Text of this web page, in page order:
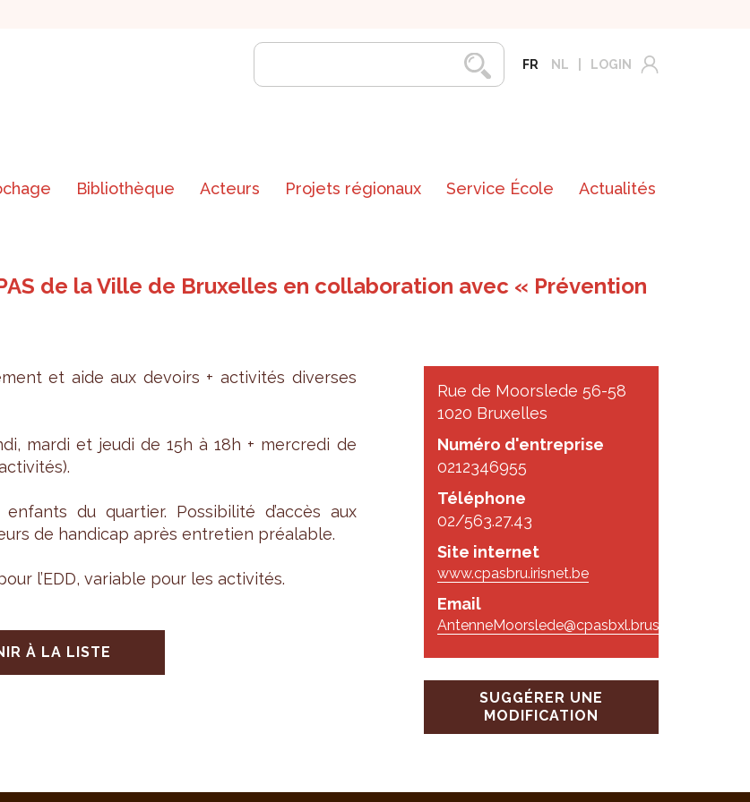
FR NL LOGIN
Bibliothèque Acteurs Projets régionaux Service École Actualités
de la Ville de Bruxelles en collaboration avec « Prévention
Rue de Moorslede 56-58
1020 Bruxelles
Numéro d'entreprise
0212346955
Téléphone
02/563.27.43
Site internet
www.cpasbru.irisnet.be
Email
AntenneMoorslede@cpasbxl.brussels
SUGGÉRER UNE
MODIFICATION
et aide aux devoirs + acti­vi­tés diverses
mardi et jeudi de 15h à 18h + mer­credi de
enfants du quar­tier. Pos­si­bi­lité d’ac­cès aux
de han­di­cap après entre­tien préa­lable.
l’EDD, variable pour les acti­vi­tés.
À LA LISTE